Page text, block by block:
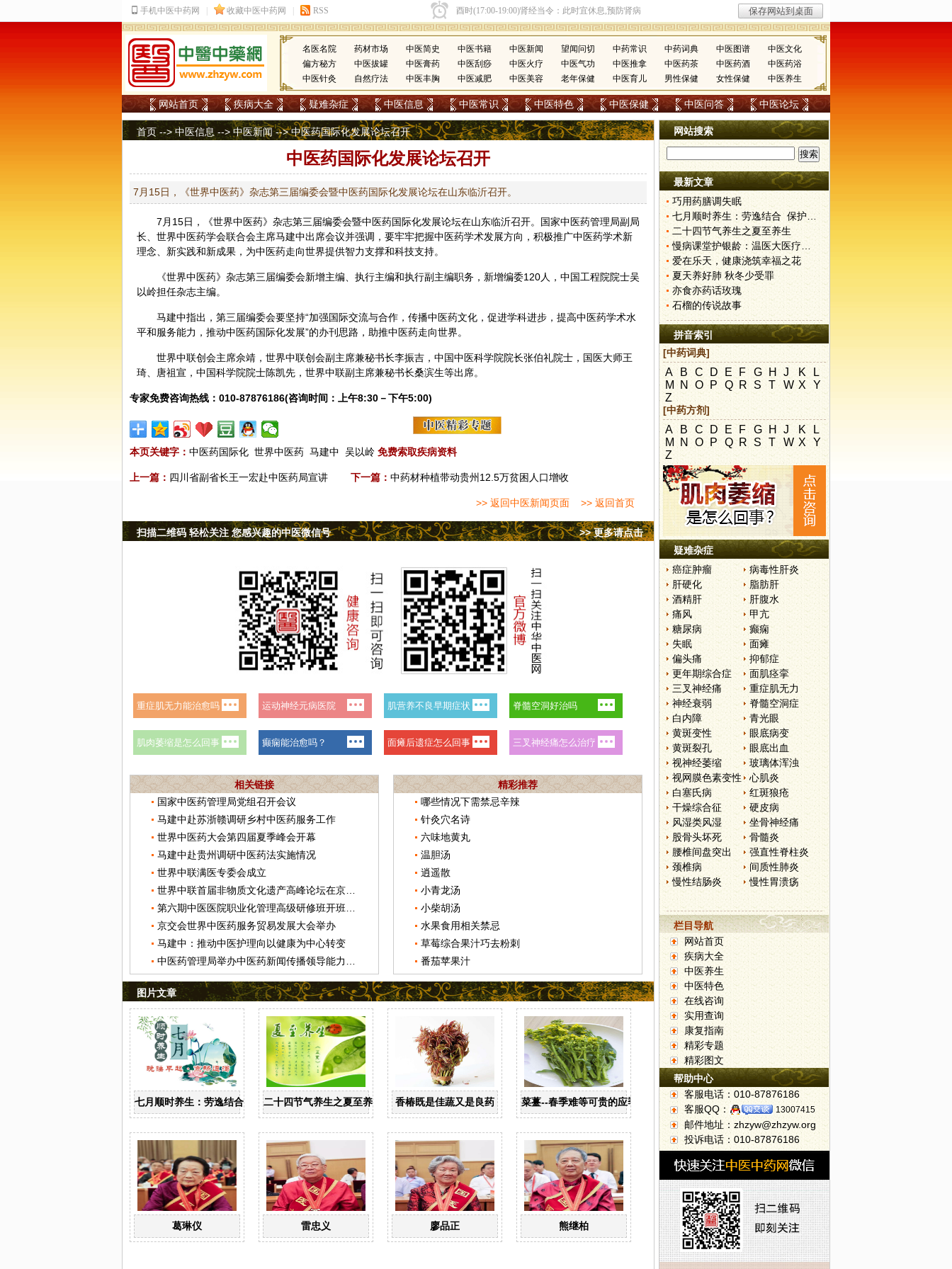
名医名院 药材市场 中医简史 中医书籍 中医新闻 望闻问切 中药常识 中药词典 中医图谱
中医文化
偏方秘方
中医拔罐 中医膏药 中医刮痧 中医火疗 中医气功 中医推拿 中医药茶 中医药酒
中医药浴
中医针灸
自然疗法 中医丰胸 中医减肥 中医美容 老年保健 中医育儿 男性保健 女性保健 中医养生
网站首页 疾病大全 疑难杂症 中医信息 中医常识 中医特色 中医保健 中医问答 中医论坛
首页 -->中医信息 -->中医新闻--> 中医药国际化发展论坛召开
中医药国际化发展论坛召开
7月15日，《世界中医药》杂志第三届编委会暨中医药国际化发展论坛在山东临沂召开。
7月15日，《世界中医药》杂志第三届编委会暨中医药国际化发展论坛在山东临沂召开。国家中医药管理局副局
长、世界中医药学会联合会主席马建中出席会议并强调，要牢牢把握中医药学术发展方向，积极推广中医药学术新
理念、新实践和新成果，为中医药走向世界提供智力支撑和科技支持。
《世界中医药》杂志第三届编委会新增主编、执行主编和执行副主编职务，新增编委120人，中国工程院院士吴
以岭担任杂志主编。
马建中指出，第三届编委会要坚持“加强国际交流与合作，传播中医药文化，促进学科进步，提高中医药学术水
平和服务能力，推动中医药国际化发展”的办刊思路，助推中医药走向世界。
世界中联创会主席佘靖，世界中联创会副主席兼秘书长李振吉，中国中医科学院院长张伯礼院士，国医大师王
琦
唐祖宣 ，中国科学院院士陈凯先，世界中联副主席兼秘书长桑滨生等出席。
专家免费咨询热线：010-87876186(咨询时间：上午8:30－下午5:00)
本页关键字： 中医药国际化 世界中医药 马建中 吴以岭 免费索取疾病资料
上一篇： 四川省副省长王一宏赴中医药局宣讲 下一篇： 中药材种植带动贵州12.5万贫困人口增收
>> 返回中医新闻页面 >> 返回首页
>> 更多请点击
扫描二维码 轻松关注 您感兴趣的中医微信号
相关链接
国家中医药管理局党组召开会议
马建中赴苏浙赣调研乡村中医药服务工作
世界中医药大会第四届夏季峰会开幕
马建中赴贵州调研中医药法实施情况
世界中联满医专委会成立
京交会世界中医药服务贸易发展大会举办
马建中：推动中医护理向以健康为中心转变
精彩推荐
哪些情况下需禁忌辛辣
针灸穴名诗
六味地黄丸
温胆汤
逍遥散
小青龙汤
小柴胡汤
水果食用相关禁忌
草莓综合果汁巧去粉刺
番茄苹果汁
图片文章
七月顺时养生：劳逸结合 保护阳气二十四节气养生之夏至养生 香椿既是佳蔬又是良药 菜薹--春季难等可贵的应季佳蔬
葛琳仪 雷忠义 廖品正 熊继柏
网站搜索
最新文章
巧用药膳调失眠
七月顺时养生：劳逸结合 保护阳气
二十四节气养生之夏至养生
慢病课堂护银龄：温医大医疗流动站服务洪家
爱在乐天，健康浇筑幸福之花
夏天养好肺 秋冬少受罪
亦食亦药话玫瑰
石榴的传说故事
拼音索引
[中药词典]
A B C D E F G H J K
L
M N O P Q R S T W X
Y
Z
[中药方剂]
A B C D E F G H J K
L
M N O P Q R S T W X
Y
Z
疑难杂症
癌症肿瘤
病毒性肝炎
肝硬化
脂肪肝
酒精肝
肝腹水
痛风
甲亢
糖尿病
癫痫
失眠
面瘫
偏头痛
抑郁症
更年期综合症
面肌痉挛
三叉神经痛
重症肌无力
神经衰弱
脊髓空洞症
白内障
青光眼
黄斑变性
眼底病变
黄斑裂孔
眼底出血
视神经萎缩
玻璃体浑浊
视网膜色素变性
心肌炎
白塞氏病
红斑狼疮
干燥综合征
硬皮病
风湿类风湿
坐骨神经痛
股骨头坏死
骨髓炎
腰椎间盘突出
强直性脊柱炎
颈椎病
间质性肺炎
慢性结肠炎
慢性胃溃疡
栏目导航
网站首页
疾病大全
中医养生
中医特色
在线咨询
实用查询
康复指南
精彩专题
精彩图文
帮助中心
客服电话：010-87876186
客服QQ：
13007415
邮件地址：zhzyw@zhzyw.org
投诉电话：010-87876186